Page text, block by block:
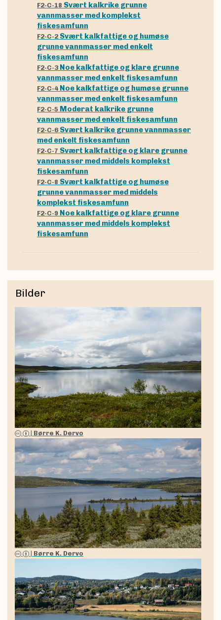
F2-C-18 Svært kalkrike grunne
vannmasser med komplekst
fiskesamfunn
F2-C-2 Svært kalkfattige og humøse
grunne vannmasser med enkelt
fiskesamfunn
F2-C-3 Noe kalkfattige og klare grunne
vannmasser med enkelt fiskesamfunn
F2-C-4 Noe kalkfattige og humøse grunne
vannmasser med enkelt fiskesamfunn
F2-C-5 Moderat kalkrike grunne
vannmasser med enkelt fiskesamfunn
F2-C-6 Svært kalkrike grunne vannmasser
med enkelt fiskesamfunn
F2-C-7 Svært kalkfattige og klare grunne
vannmasser med middels komplekst
fiskesamfunn
F2-C-8 Svært kalkfattige og humøse
grunne vannmasser med middels
komplekst fiskesamfunn
F2-C-9 Noe kalkfattige og klare grunne
vannmasser med middels komplekst
fiskesamfunn
Bilder
Børre K. Dervo
| Børre K. Dervo